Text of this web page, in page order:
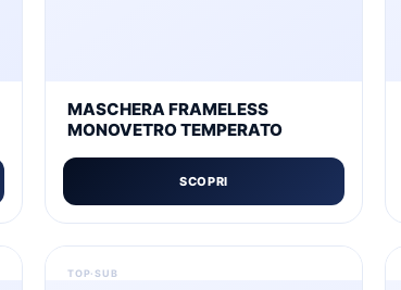
MASCHERA FRAMELESS
MONOVETRO TEMPERATO
SCOPRI